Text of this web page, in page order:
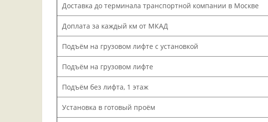
Доставка до терминала транспортной компании в Москве
Доплата за каждый км от МКАД
Подъём на грузовом лифте с установкой
Подъём на грузовом лифте
Подъём без лифта, 1 этаж
Установка в готовый проём